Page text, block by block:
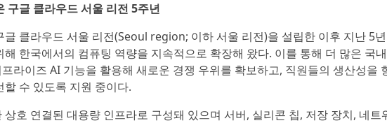
구글 클라우드 서울 리전 5주년
클라우드 서울 리전(Seoul region; 이하 서울 리전)을 설립한 이후 지난 5년
한국에서의 컴퓨팅 역량을 지속적으로 확장해 왔다. 이를 통해 더 많은 국내
라이즈 AI 기능을 활용해 새로운 경쟁 우위를 확보하고, 직원들의 생산성을
수 있도록 지원 중이다.
호 연결된 대용량 인프라로 구성돼 있으며 서버, 실리콘 칩, 저장 장치, 네트